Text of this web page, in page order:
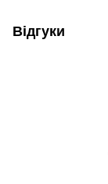
Відгуки